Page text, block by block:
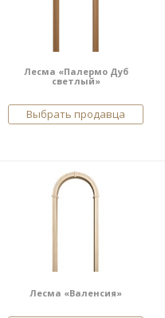
Лесма «Палермо Дуб
светлый»
Выбрать продавца
Лесма «Валенсия»